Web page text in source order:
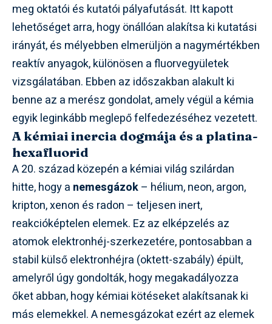
meg oktatói és kutatói pályafutását. Itt kapott
lehetőséget arra, hogy önállóan alakítsa ki kutatási
irányát, és mélyebben elmerüljön a nagymértékben
reaktív anyagok, különösen a fluorvegyületek
vizsgálatában. Ebben az időszakban alakult ki
benne az a merész gondolat, amely végül a kémia
egyik leginkább meglepő felfedezéséhez vezetett.
A kémiai inercia dogmája és a platina-
hexafluorid
A 20. század közepén a kémiai világ szilárdan
hitte, hogy a nemesgázok– hélium, neon, argon,
kripton, xenon és radon – teljesen inert,
reakcióképtelen elemek. Ez az elképzelés az
atomok elektronhéj-szerkezetére, pontosabban a
stabil külső elektronhéjra (oktett-szabály) épült,
amelyről úgy gondolták, hogy megakadályozza
őket abban, hogy kémiai kötéseket alakítsanak ki
más elemekkel. A nemesgázokat ezért az elemek